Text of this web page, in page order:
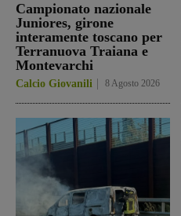
Campionato nazionale
Juniores, girone
interamente toscano per
Terranuova Traiana e
Montevarchi
Calcio Giovanili 8 Agosto 2026